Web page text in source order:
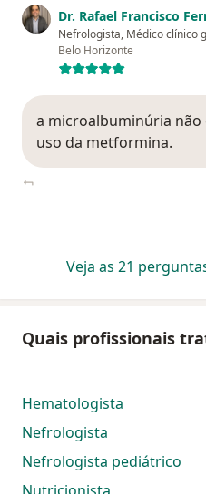
Dr. Rafael Francisco
Nefrologista, Médico clínico
Belo Horizonte
a microalbuminúria não
uso da metformina.
Veja as 21
Quais profissionais
Hematologista
Nefrologista
Nefrologista pediátrico